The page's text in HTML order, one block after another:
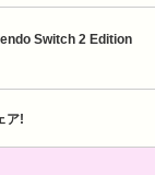
Switch 2 Edition
ア!